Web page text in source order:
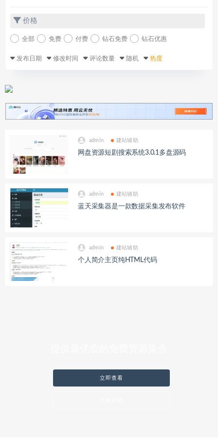
价格
全部 免费 付费 钻石免费 钻石优惠
发布日期 修改时间 评论数量 随机 热度
admin 建站辅助
网盘资源短剧搜索系统3.0.1多盘源码
admin 建站辅助
蓝天采集器是一款数据采集发布软件
admin 建站辅助
个人简介主页纯HTML代码
立即查看